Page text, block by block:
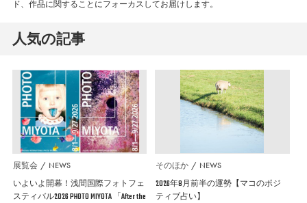
ド、作品に関することにフォーカスしてお届けします。
人気の記事
展覧会 NEWS
いよいよ開幕！浅間国際フォトフェ
スティバル2026 PHOTO MIYOTA 「After the
そのほか NEWS
2026年8月前半の運勢【マコのポジ
ティブ占い】